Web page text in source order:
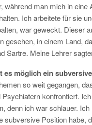
man mich in
Ich arbeitete für sie
war geweckt. Dieser
gesehen, in einem Land,
Sartre. Meine Lehrer
es möglich ein
so weit gegangen,
konfrontiert.
denn ich war schlauer.
Position habe,